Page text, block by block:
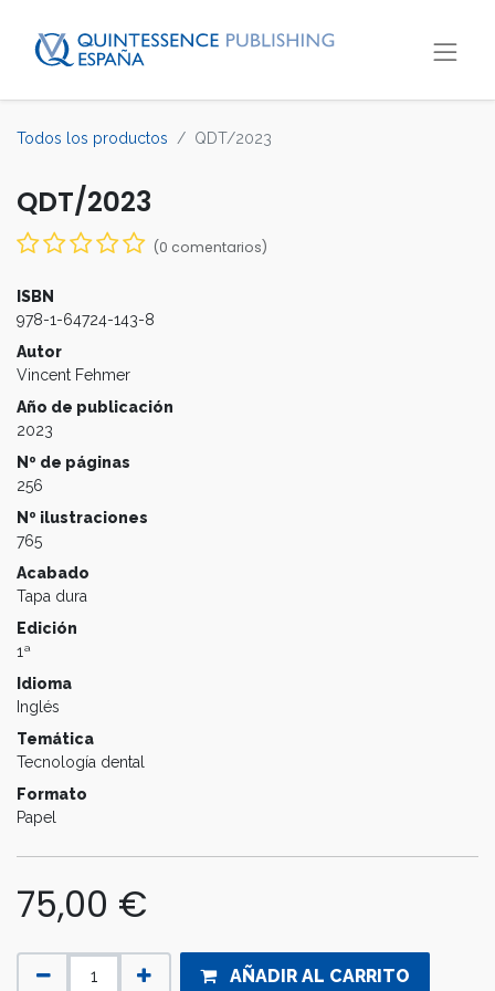
Todos los productos QDT/2023
QDT/2023
(0 comentarios)
ISBN
978-1-64724-143-8
Autor
Vincent Fehmer
Año de publicación
2023
Nº de páginas
256
Nº ilustraciones
765
Acabado
Tapa dura
Edición
1ª
Idioma
Inglés
Temática
Tecnología dental
Formato
Papel
75,00 €
AÑADIR AL CARRITO